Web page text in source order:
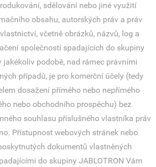
sdělování nebo jiné využití
obsahu, autorských práv a práv
včetně obrázků, názvů, log a
společností spadajících do skupiny
jakékoliv podobě, nad rámec právními
případů, je pro komerční účely (tedy
dosažení přímého nebo nepřímého
nebo obchodního prospěchu) bez
souhlasu příslušného vlastníka práv
Přístupnost webových stránek nebo
dokumentů vlastněných
do skupiny JABLOTRON Vám